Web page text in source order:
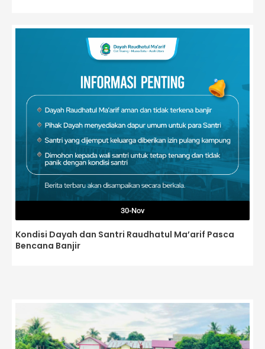
30-Nov
Kondisi Dayah dan Santri Raudhatul Ma’arif Pasca
Bencana Banjir